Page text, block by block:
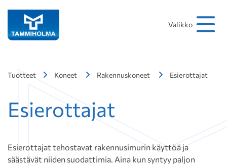
Valikko
Tuotteet Koneet Rakennuskoneet Esierottajat
Esierottajat
Esierottajat tehostavat rakennusimurin käyttöä ja
säästävät niiden suodattimia. Aina kun syntyy paljon